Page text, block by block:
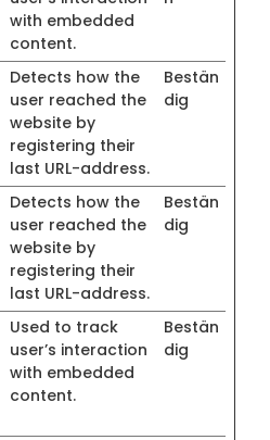
with embedded
content.
Detects how the
user reached the
website by
registering their
last URL-address.
Bestän
dig
Detects how the
user reached the
website by
registering their
last URL-address.
Bestän
dig
Used to track
user’s interaction
with embedded
content.
Bestän
dig